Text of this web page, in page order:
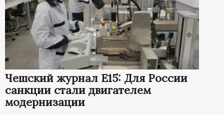
Чешский журнал Е15: Для России
санкции стали двигателем
модернизации